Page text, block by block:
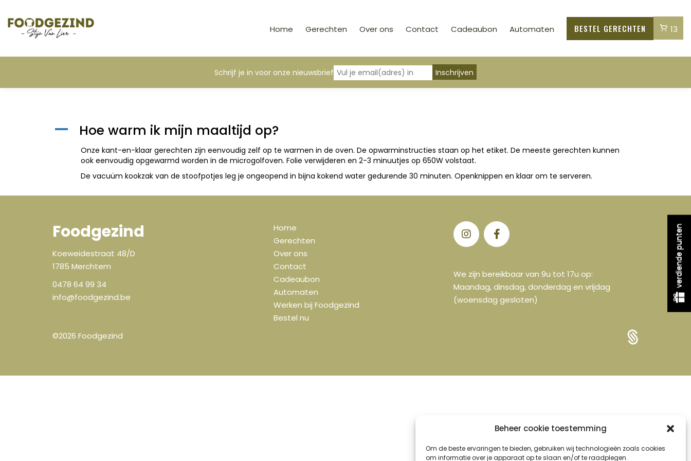
Beheer cookie toestemming
Om de beste ervaringen te bieden, gebruiken wij technologieën zoals cookies
om informatie over je apparaat op te slaan en/of te raadplegen.
Home Gerechten Over ons Contact Cadeaubon Automaten BESTEL GERECHTEN Cart
13
Schrijf je in voor onze nieuwsbrief
A Hoe warm ik mijn maaltijd op?
Onze kant-en-klaar gerechten zijn eenvoudig zelf op te warmen in de oven. De opwarminstructies staan op het etiket. De meeste gerechten kunnen
ook eenvoudig opgewarmd worden in de microgolfoven. Folie verwijderen en 2-3 minuutjes op 650W volstaat.
De vacuüm kookzak van de stoofpotjes leg je ongeopend in bijna kokend water gedurende 30 minuten. Openknippen en klaar om te serveren.
Foodgezind
Koeweidestraat 48/D
1785 Merchtem
0478 64 99 34
info@foodgezind.be
Home
Gerechten
Over ons
Contact
Cadeaubon
Automaten
Werken bij Foodgezind
Bestel nu
We zijn bereikbaar van 9u tot 17u op:
Maandag, dinsdag, donderdag en vrijdag
(woensdag gesloten)
©2026 Foodgezind
verdiende punten